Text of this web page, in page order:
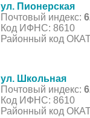
ул. Пионерская
Почтовый индекс:
Код ИФНС: 8610
Районный код
ул. Школьная
Почтовый индекс:
Код ИФНС: 8610
Районный код